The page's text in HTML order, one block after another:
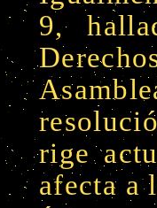
9,
rige
afecta a